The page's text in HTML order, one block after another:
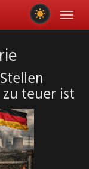
teuer ist